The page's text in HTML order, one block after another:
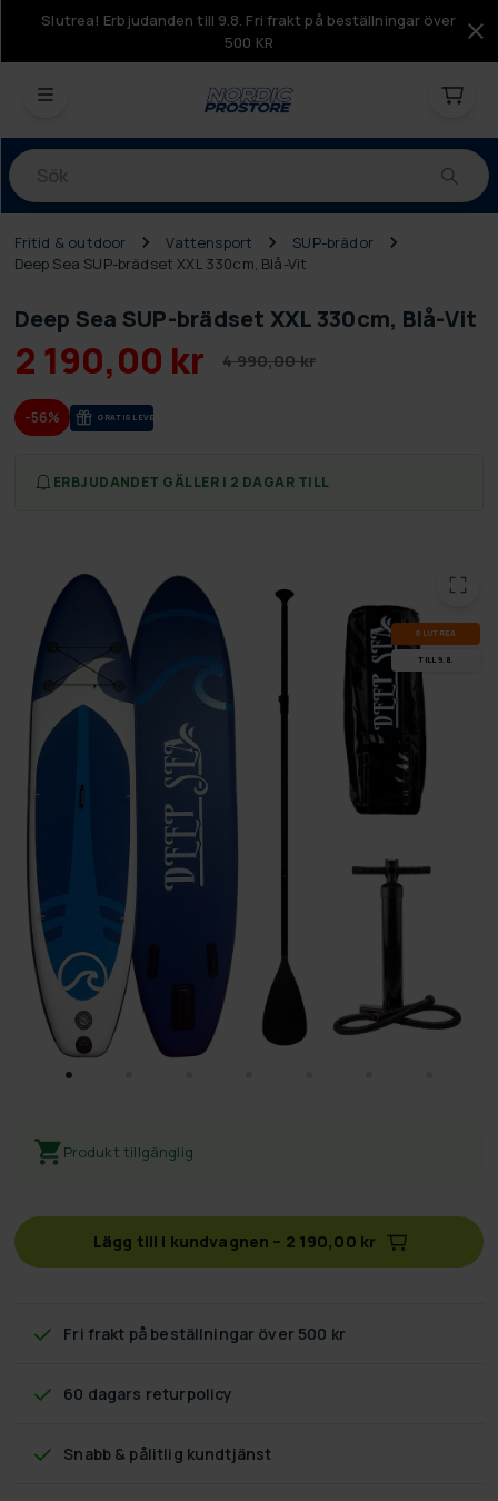
Slutrea! Erbjudanden till 9.8. Fri frakt på beställningar över
500 KR
Produkter
Fritid & outdoor Vattensport
SUP-brädor
Deep Sea SUP-brädset XXL 330cm, Blå-Vit
Deep Sea SUP-brädset XXL 330cm, Blå-Vit
2 190,00 kr 4 990,00 kr
-56% GRA­TIS LE­VE­RANS
ERBJUDANDET GÄLLER I 2 DAGAR TILL
SLUT­REA
TILL 9.8.
Produkt tillgänglig
Lägg till i kundvagnen – 2 190,00 kr
Fri frakt på beställningar över 500 kr
60 dagars returpolicy
Snabb & pålitlig kundtjänst